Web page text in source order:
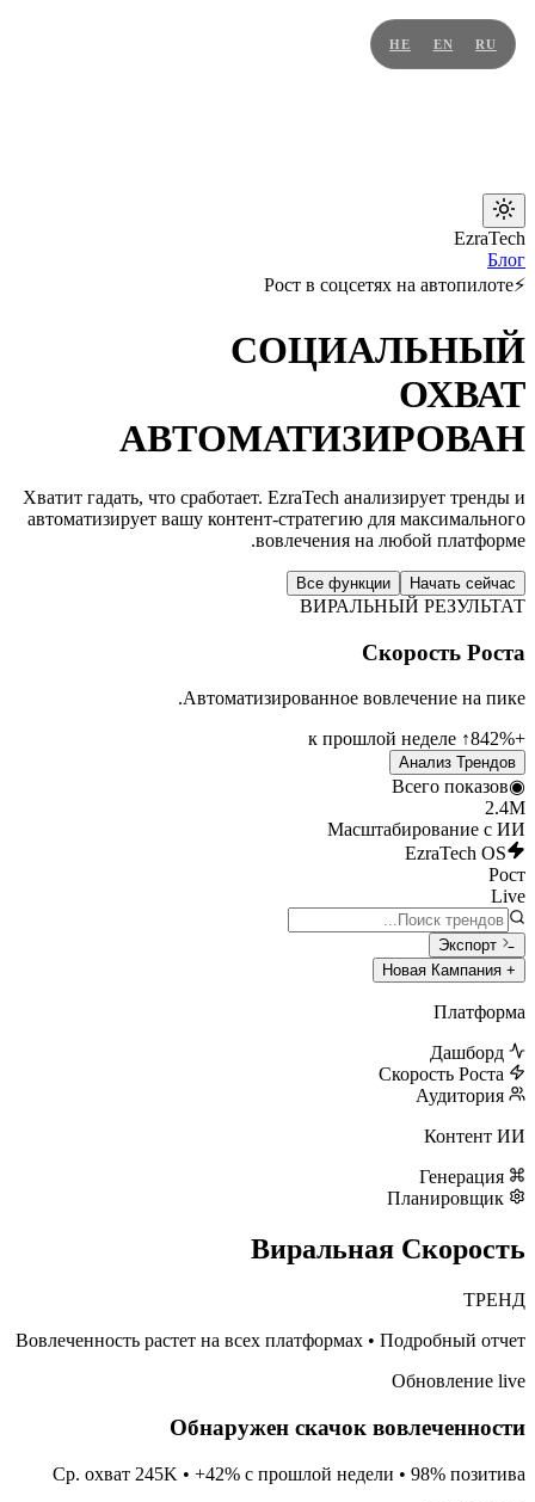
RU
EN
HE
EzraTech
Блог
⚡
Рост в соцсетях на автопилоте
СОЦИАЛЬНЫЙ
ОХВАТ
АВТОМАТИЗИРОВАН
Хватит гадать, что сработает. EzraTech анализирует тренды и
автоматизирует вашу контент-стратегию для максимального
вовлечения на любой платформе.
Начать сейчас
Все функции
ВИРАЛЬНЫЙ РЕЗУЛЬТАТ
Скорость Роста
Автоматизированное вовлечение на пике.
+842%
↑ к прошлой неделе
Анализ Трендов
◉
Всего показов
2.4M
Масштабирование с ИИ
EzraTech OS
Рост
Live
Экспорт
+ Новая Кампания
Платформа
Дашборд
Скорость Роста
Аудитория
Контент ИИ
Генерация
Планировщик
Виральная Скорость
ТРЕНД
Вовлеченность растет на всех платформах • Подробный отчет
Обновление live
Обнаружен скачок вовлеченности
Ср. охват 245K • +42% с прошлой недели • 98% позитива